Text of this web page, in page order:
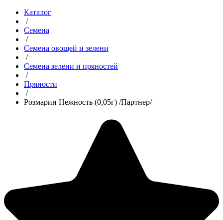
Каталог
/
Семена
/
Семена овощей и зелени
/
Семена зелени и пряностей
/
Пряности
/
Розмарин Нежность (0,05г) /Партнер/